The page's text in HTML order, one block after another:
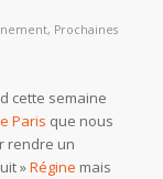
, Prochaines
cette semaine
Paris que nous
rendre un
»Régine mais